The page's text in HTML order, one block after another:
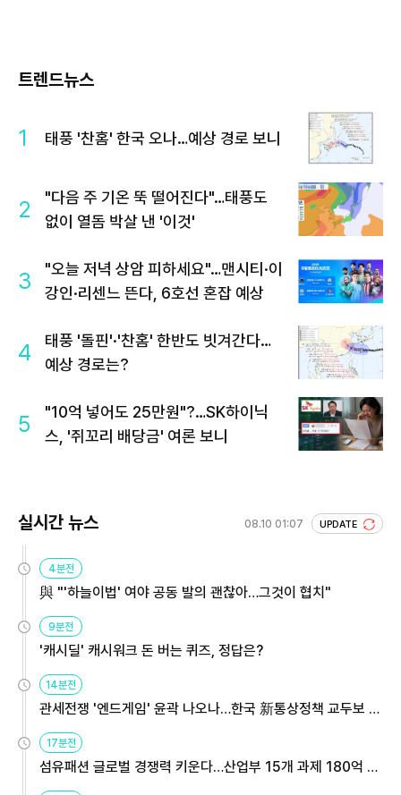
트렌드뉴스
1 태풍 '찬홈' 한국 오나…예상 경로 보니
2
"다음 주 기온 뚝 떨어진다"…태풍도
없이 열돔 박살 낸 '이것'
3
"오늘 저녁 상암 피하세요"…맨시티·이
강인·리센느 뜬다, 6호선 혼잡 예상
4
태풍 '돌핀'·'찬홈' 한반도 빗겨간다…
예상 경로는?
5
"10억 넣어도 25만원"?…SK하이닉
스, '쥐꼬리 배당금' 여론 보니
실시간 뉴스 08.10 01:07 UPDATE
4분전
與 "'하늘이법' 여야 공동 발의 괜찮아…그것이 협치"
9분전
'캐시딜' 캐시워크 돈 버는 퀴즈, 정답은?
14분전
관세전쟁 '엔드게임' 윤곽 나오나…한국 新통상정책 교두보 활
용해야
17분전
섬유패션 글로벌 경쟁력 키운다…산업부 15개 과제 180억 지
원